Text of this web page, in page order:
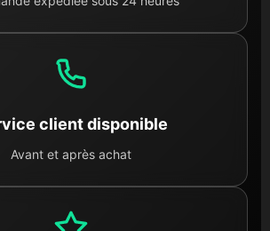
client disponible
Avant et après achat